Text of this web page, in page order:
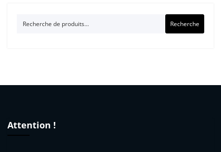
Recherche
Attention !